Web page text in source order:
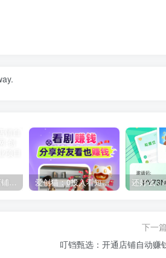
爱创猫：0投入看短剧赚钱！
下一
叮铛甄选：开通店铺自动赚